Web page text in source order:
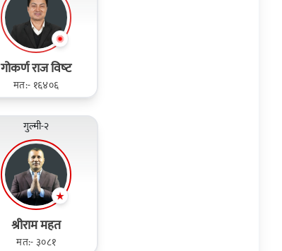
गोकर्ण राज विष्‍ट
मत:- १६४०६
गुल्मी-२
श्रीराम महत
मत:- ३०८१